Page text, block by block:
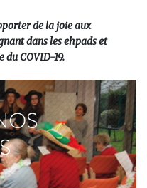
de la joie aux
dans les ehpads et
COVID-19.